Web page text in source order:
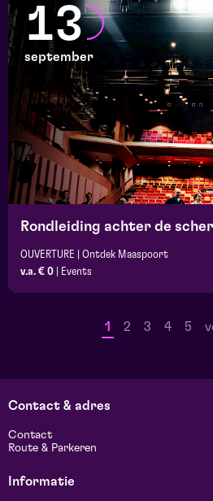
13
september
Rondleiding achter de
OUVERTURE | Ontdek Maaspoort
v.a. € 0
Events
1 2 3 4 5
Contact & adres
Contact
Route & Parkeren
Informatie